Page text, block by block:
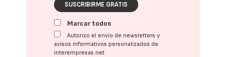
SUSCRIBIRME GRATIS
Marcar todos
Autorizo el envío de newsletters y
avisos informativos personalizados de
interempresas.net